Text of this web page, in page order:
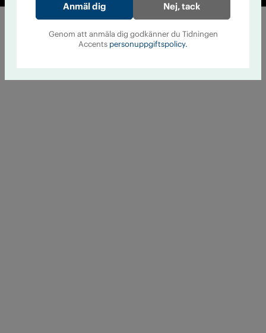
Nej, tack
Genom att anmäla dig godkänner du Tidningen
Accents personuppgiftspolicy.